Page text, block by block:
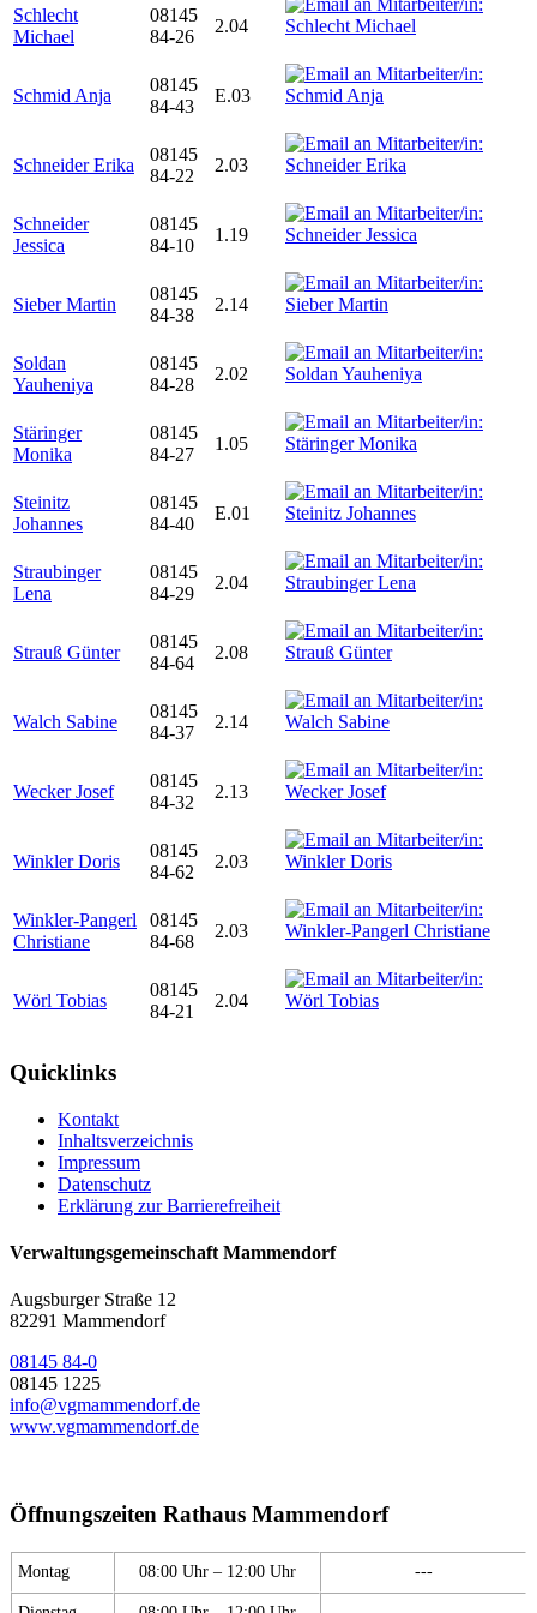
Schlecht
Michael
08145
84-26
2.04
Schmid Anja
08145
84-43
E.03
Schneider Erika
08145
84-22
2.03
Schneider
Jessica
08145
84-10
1.19
Sieber Martin
08145
84-38
2.14
Soldan
Yauheniya
08145
84-28
2.02
Stäringer
Monika
08145
84-27
1.05
Steinitz
Johannes
08145
84-40
E.01
Straubinger
Lena
08145
84-29
2.04
Strauß Günter
08145
84-64
2.08
Walch Sabine
08145
84-37
2.14
Wecker Josef
08145
84-32
2.13
Winkler Doris
08145
84-62
2.03
Winkler-Pangerl
Christiane
08145
84-68
2.03
Wörl Tobias
08145
84-21
2.04
Quicklinks
Kontakt
Inhaltsverzeichnis
Impressum
Datenschutz
Erklärung zur Barrierefreiheit
Verwaltungsgemeinschaft Mammendorf
Augsburger Straße 12
82291 Mammendorf
08145 84-0
08145 1225
info@vgmammendorf.de
www.vgmammendorf.de
Öffnungszeiten Rathaus Mammendorf
Montag 08:00 Uhr – 12:00 Uhr ---